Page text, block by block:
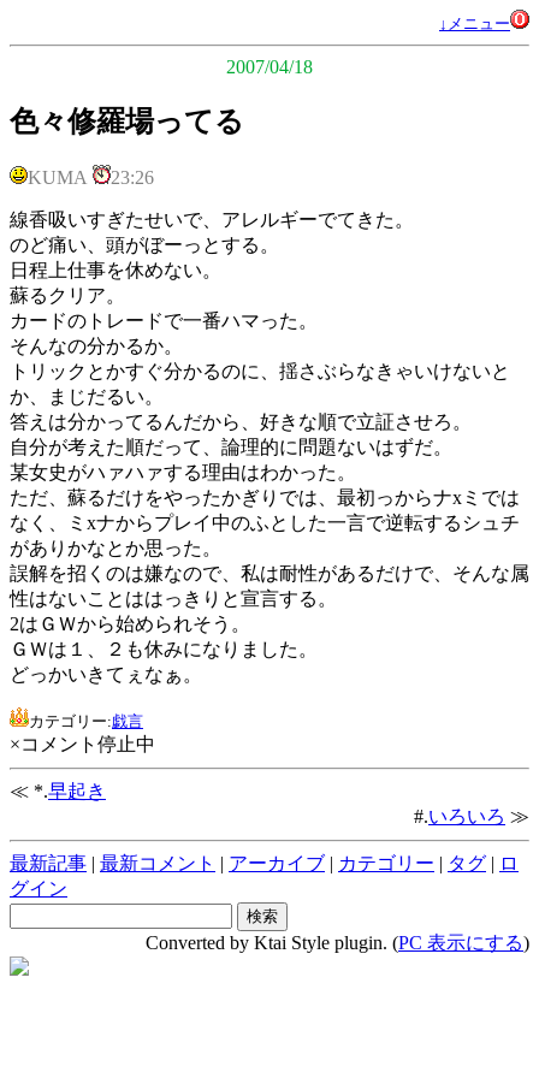
↓メニュー
2007/04/18
色々修羅場ってる
KUMA 23:26
線香吸いすぎたせいで、アレルギーでてきた。
のど痛い、頭がぼーっとする。
日程上仕事を休めない。
蘇るクリア。
カードのトレードで一番ハマった。
そんなの分かるか。
トリックとかすぐ分かるのに、揺さぶらなきゃいけないと
か、まじだるい。
答えは分かってるんだから、好きな順で立証させろ。
自分が考えた順だって、論理的に問題ないはずだ。
某女史がハァハァする理由はわかった。
ただ、蘇るだけをやったかぎりでは、最初っからナxミでは
なく、ミxナからプレイ中のふとした一言で逆転するシュチ
がありかなとか思った。
誤解を招くのは嫌なので、私は耐性があるだけで、そんな属
性はないことははっきりと宣言する。
2はＧＷから始められそう。
ＧＷは１、２も休みになりました。
どっかいきてぇなぁ。
カテゴリー:戯言
×コメント停止中
≪ *.早起き
#.いろいろ ≫
最新記事 | 最新コメント | アーカイブ | カテゴリー | タグ | ロ
グイン
Converted by Ktai Style plugin. (PC 表示にする)